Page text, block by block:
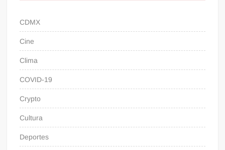
CDMX
Cine
Clima
COVID-19
Crypto
Cultura
Deportes